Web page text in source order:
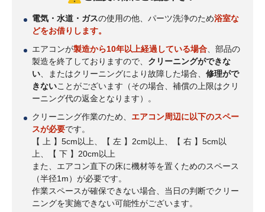
電気・水道・ガスの使用の他、パーツ洗浄のため浴室な
どをお借りします。
エアコンが製造から10年以上経過している場合、部品の
製造を終了しておりますので、 クリーニングができな
い、またはクリーニングにより故障した場合、 修理がで
きないことがございます（その場合、補償の上限はクリ
ーニング代の返金となります）。
クリーニング作業のため、 エアコン周辺に以下のスペー
スが必要です。
【 上 】5cm以上、【 左 】2cm以上、【 右 】5cm以
上、【 下 】20cm以上
また、エアコン直下の床に機材等を置くためのスペース
（半径1m）が必要です。
作業スペースが確保できない場合、当日の判断でクリー
ニングを実施できない可能性がございます。